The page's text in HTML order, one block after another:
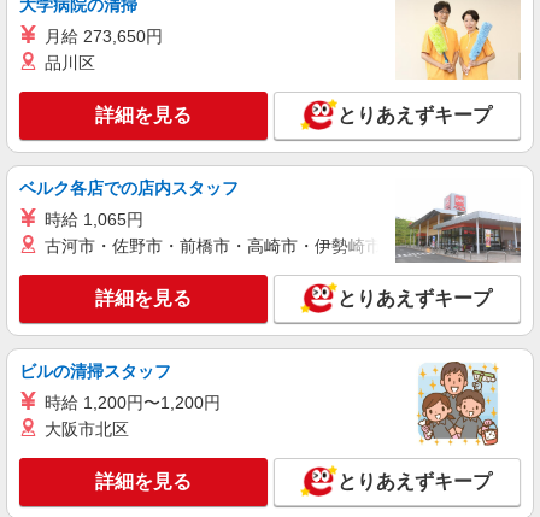
大学病院の清掃
月給 273,650円
品川区
詳細を見る とりあえずキープ
ベルク各店での店内スタッフ
時給 1,065円
古河市・佐野市・前橋市・高崎市・伊勢崎市・太田市・館林市
詳細を見る とりあえずキープ
ビルの清掃スタッフ
時給 1,200円〜1,200円
大阪市北区
詳細を見る とりあえずキープ